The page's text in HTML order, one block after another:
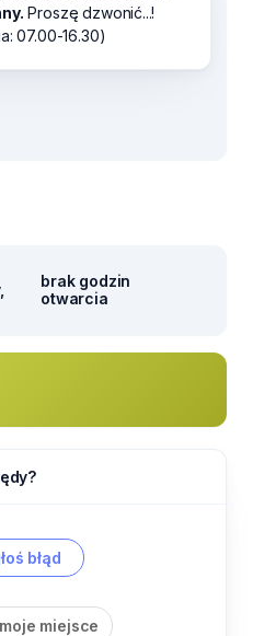
Proszę dzwonić...!
07.00-16.30)
brak godzin
otwarcia
błąd
miejsce